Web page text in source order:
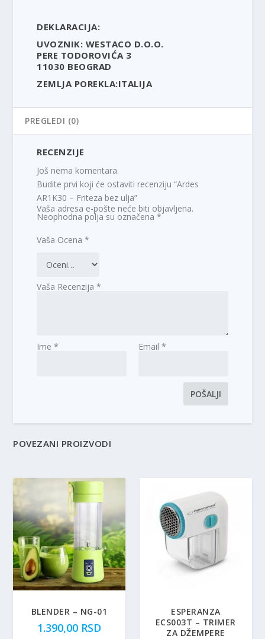
DEKLARACIJA:
UVOZNIK: WESTACO D.O.O.
PERE TODOROVIĆA 3
11030 BEOGRAD
ZEMLJA POREKLA:ITALIJA
PREGLEDI (0)
RECENZIJE
Još nema komentara.
Budite prvi koji će ostaviti recenziju “Ardes
AR1K30 – Friteza bez ulja”
Vaša adresa e-pošte neće biti objavljena.
Neophodna polja su označena*
Vaša Ocena*
Vaša Recenzija*
Ime* Email *
POVEZANI PROIZVODI
BLENDER – NG-01
1.390,00 RSD
ESPERANZA
ECS003T – TRIMER
ZA DŽEMPERE